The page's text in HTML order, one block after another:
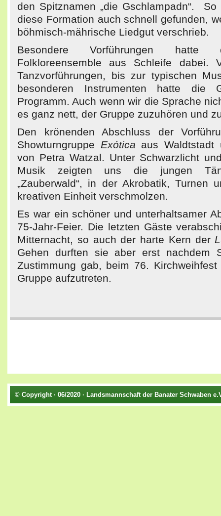
den Spitznamen „die Gschlampadn“.
diese Formation auch schnell gefunden,
böhmisch-mährische Liedgut verschrieb.
Besondere Vorführungen hatte
Folkloreensemble aus Schleife dabei.
Tanzvorführungen, bis zur typischen
besonderen Instrumenten hatte die
Programm. Auch wenn wir die Sprache
es ganz nett, der Gruppe zuzuhören und
Den krönenden Abschluss der
Showturngruppe Exótica aus Waldtstadt
von Petra Watzal. Unter Schwarzlicht
Musik zeigten uns die jungen
„Zauberwald“, in der Akrobatik, Turnen
kreativen Einheit verschmolzen.
Es war ein schöner und unterhaltsamer
75-Jahr-Feier. Die letzten Gäste
Mitternacht, so auch der harte Kern der
Gehen durften sie aber erst nachdem
Zustimmung gab, beim 76.
Gruppe aufzutreten.
© Copyright · 06/2020 · Landsmannschaft der Banater Schwaben